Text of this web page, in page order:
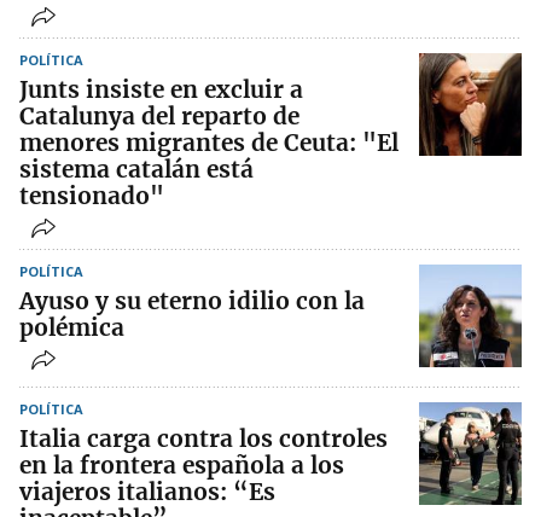
POLÍTICA
Junts insiste en excluir a
Catalunya del reparto de
menores migrantes de Ceuta: "El
sistema catalán está
tensionado"
POLÍTICA
Ayuso y su eterno idilio con la
polémica
POLÍTICA
Italia carga contra los controles
en la frontera española a los
viajeros italianos: “Es